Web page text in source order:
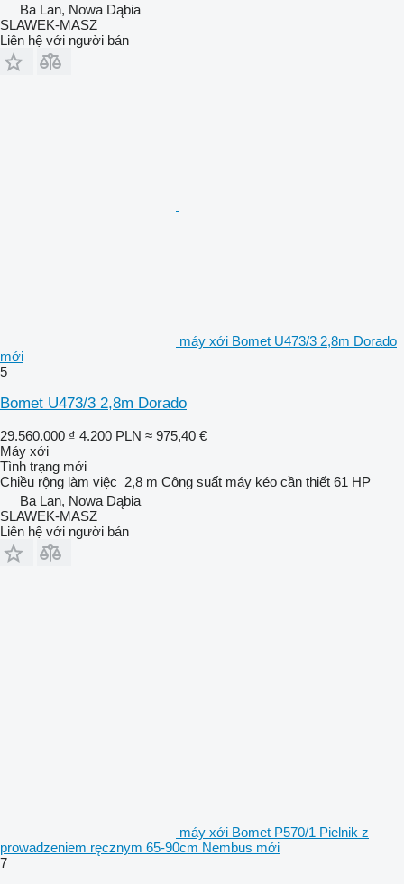
Ba Lan, Nowa Dąbia
SLAWEK-MASZ
Liên hệ với người bán
máy xới Bomet U473/3 2,8m Dorado
mới
5
Bomet U473/3 2,8m Dorado
29.560.000 ₫ 4.200 PLN ≈ 975,40 €
Máy xới
Tình trạng mới
Chiều rộng làm việc 2,8 m Công suất máy kéo cần thiết 61 HP
Ba Lan, Nowa Dąbia
SLAWEK-MASZ
Liên hệ với người bán
máy xới Bomet P570/1 Pielnik z
prowadzeniem ręcznym 65-90cm Nembus mới
7